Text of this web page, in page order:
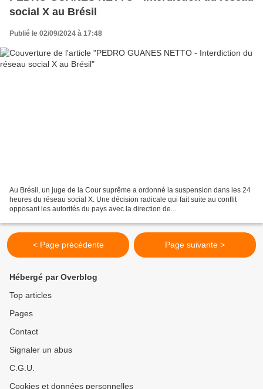
social X au Brésil
Publié le 02/09/2024 à 17:48
Au Brésil, un juge de la Cour suprême a ordonné la suspension dans les 24
heures du réseau social X. Une décision radicale qui fait suite au conflit
opposant les autorités du pays avec la direction de...
< Page précédente Page suivante >
Hébergé par Overblog
Top articles
Pages
Contact
Signaler un abus
C.G.U.
Cookies et données personnelles